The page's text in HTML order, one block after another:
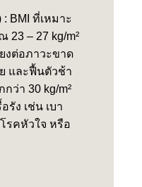
BMI ที่เหมาะ
23 – 27 kg/m²
งต่อภาวะขาด
และฟื้นตัวช้า
ว่า 30 kg/m²
รัง เช่น เบา
รคหัวใจ หรือ